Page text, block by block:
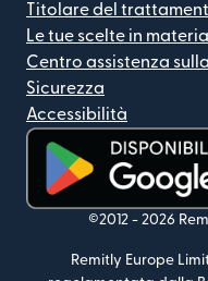
Titolare del
Le tue scelte in
Centro assistenza
Sicurezza
Accessibilità
(si apre in una nuova
©2012 - 2026
Remitly Europe